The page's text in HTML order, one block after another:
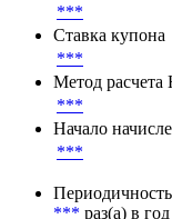
***
Ставка купона
***
Метод
***
Начало
***
*** раз(а) в год